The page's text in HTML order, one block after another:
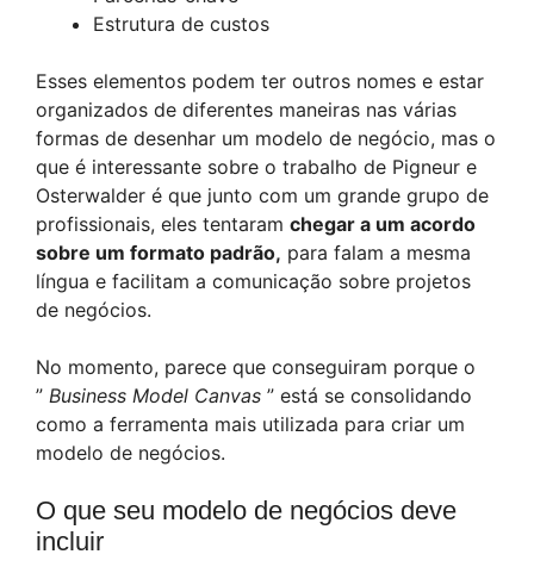
Estrutura de custos
Esses elementos podem ter outros nomes e estar
organizados de diferentes maneiras nas várias
formas de desenhar um modelo de negócio, mas o
que é interessante sobre o trabalho de Pigneur e
Osterwalder é que junto com um grande grupo de
profissionais, eles tentaram chegar a um acordo
sobre um formato padrão, para falam a mesma
língua e facilitam a comunicação sobre projetos
de negócios.
No momento, parece que conseguiram porque o
” Business Model Canvas ” está se consolidando
como a ferramenta mais utilizada para criar um
modelo de negócios.
O que seu modelo de negócios deve
incluir